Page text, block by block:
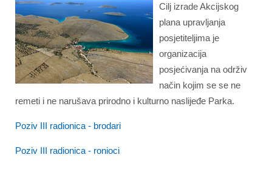
Cilj izrade Akcijskog
plana upravljanja
posjetiteljima je
organizacija
posjećivanja na održiv
način kojim se se ne
remeti i ne narušava prirodno i kulturno naslijeđe Parka.
Poziv III radionica - brodari
Poziv III radionica - ronioci